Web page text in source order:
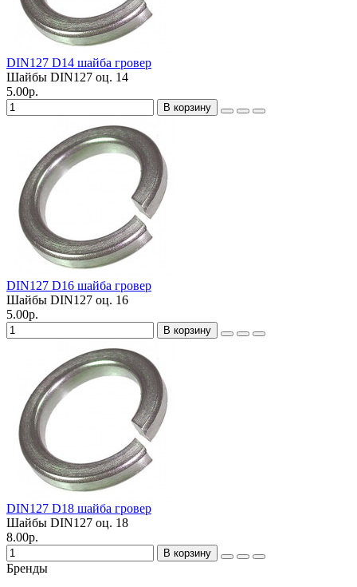
DIN127 D14 шайба гровер
Шайбы DIN127 оц. 14
5.00р.
В корзину
DIN127 D16 шайба гровер
Шайбы DIN127 оц. 16
5.00р.
В корзину
DIN127 D18 шайба гровер
Шайбы DIN127 оц. 18
8.00р.
В корзину
Бренды